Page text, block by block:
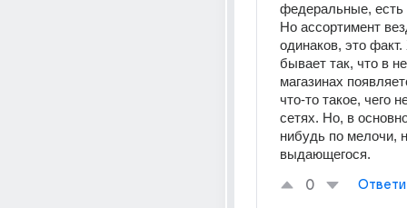
федеральные, есть
Но ассортимент
одинаков, это факт.
бывает так, что в
магазинах
что-то такое, чего
сетях. Но, в
нибудь по мелочи,
выдающегося.
0